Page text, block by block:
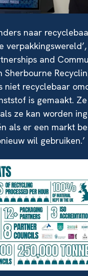
naar
and
Sherbourne
niet recyclebaar
is gemaakt.
ze kan worden
als er een markt
wil gebruiken.’